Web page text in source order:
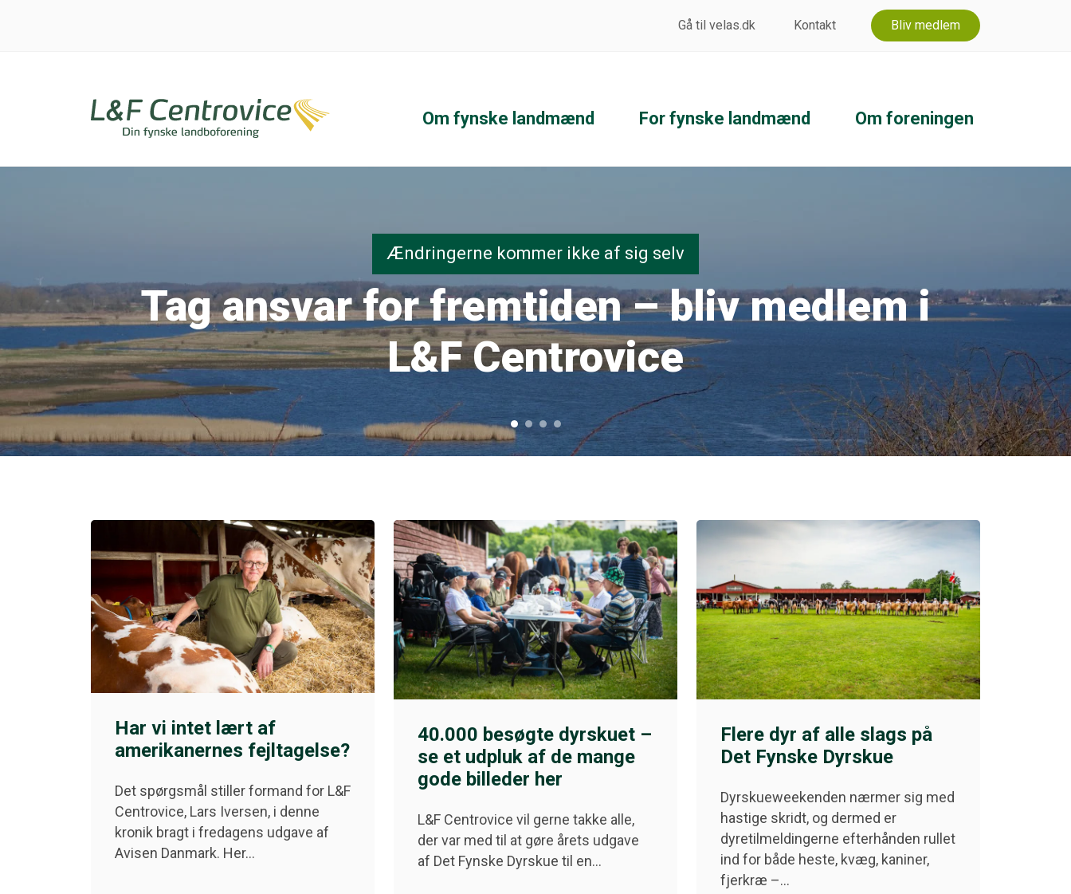
Gå til velas.dk Kontakt Bliv medlem
Om fynske landmænd For fynske landmænd Om foreningen
Ændringerne kommer ikke af sig selv
Tag ansvar for fremtiden – bliv medlem i
L&F Centrovice
Har vi intet lært af
amerikanernes fejltagelse?
Det spørgsmål stiller formand for L&F
Centrovice, Lars Iversen, i denne
kronik bragt i fredagens udgave af
Avisen Danmark. Her…
40.000 besøgte dyrskuet –
se et udpluk af de mange
gode billeder her
L&F Centrovice vil gerne takke alle,
der var med til at gøre årets udgave
af Det Fynske Dyrskue til en…
Flere dyr af alle slags på
Det Fynske Dyrskue
Dyrskueweekenden nærmer sig med
hastige skridt, og dermed er
dyretilmeldingerne efterhånden rullet
ind for både heste, kvæg, kaniner,
fjerkræ –…